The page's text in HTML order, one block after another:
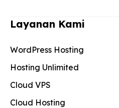
Layanan Kami
WordPress Hosting
Hosting Unlimited
Cloud VPS
Cloud Hosting